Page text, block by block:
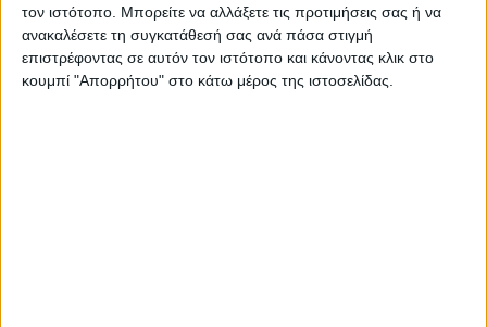
τον ιστότοπο. Μπορείτε να αλλάξετε τις προτιμήσεις σας ή να
ανακαλέσετε τη συγκατάθεσή σας ανά πάσα στιγμή
επιστρέφοντας σε αυτόν τον ιστότοπο και κάνοντας κλικ στο
κουμπί "Απορρήτου" στο κάτω μέρος της ιστοσελίδας.